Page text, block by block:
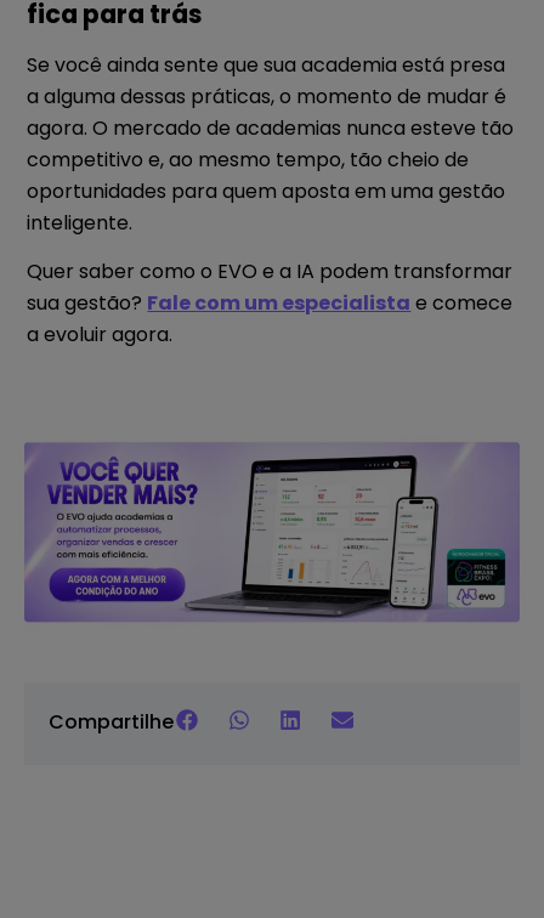
fica para trás
Se você ainda sente que sua academia está presa
a alguma dessas práticas, o momento de mudar é
agora. O mercado de academias nunca esteve tão
competitivo e, ao mesmo tempo, tão cheio de
oportunidades para quem aposta em uma gestão
inteligente.
Quer saber como o EVO e a IA podem transformar
sua gestão? Fale com um especialista e comece
a evoluir agora.
Compartilhe